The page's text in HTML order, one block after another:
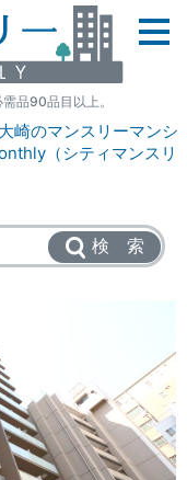
品90品目以上。
崎のマンスリーマンシ
（シティマンスリ
検 索